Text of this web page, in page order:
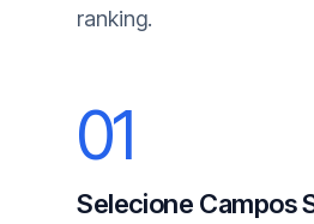
ranking.
01
Selecione Campos